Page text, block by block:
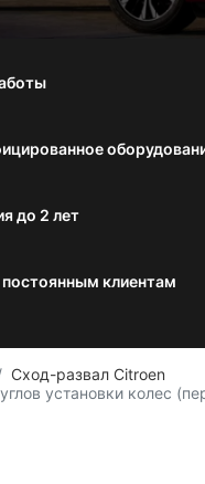
до 2 лет
клиентам
Сход-развал Citroen
установки колес